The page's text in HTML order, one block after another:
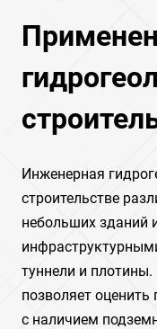
Инженерная
строительстве
небольших зданий
туннели и
позволяет
с наличием